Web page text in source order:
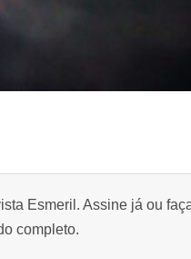
Esmeril. Assine já ou
completo.